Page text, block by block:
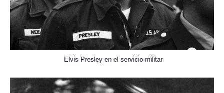
Elvis Presley en el servicio militar